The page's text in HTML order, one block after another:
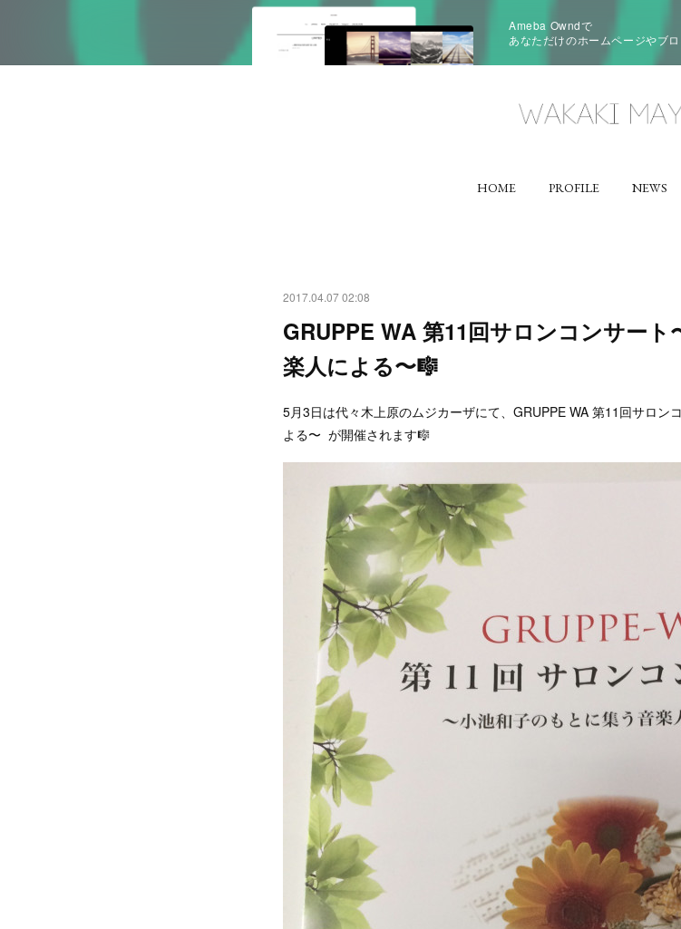
Ameba Owndで
あなただけのホームページやブ
HOME PROFILE NEWS
2017.04.07 02:08
GRUPPE WA 第11回サロンコンサー
楽人による〜🎼
5月3日は代々木上原のムジカーザにて、GRUPPE WA 第11回サロ
よる〜 が開催されます🎼